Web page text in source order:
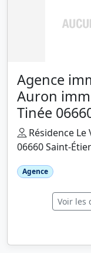
Agence
Auron
Tinée
Résidence
06660 Saint-
Agence
Voir les